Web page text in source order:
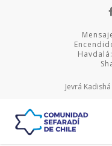
Jevrá Kadishá